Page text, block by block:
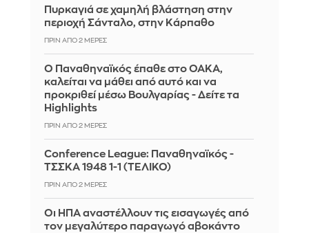
Πυρκαγιά σε χαμηλή βλάστηση στην
περιοχή Σάνταλο, στην Κάρπαθο
ΠΡΙΝ ΑΠΌ 2 ΜΈΡΕΣ
Ο Παναθηναϊκός έπαθε στο ΟΑΚΑ,
καλείται να μάθει από αυτό και να
προκριθεί μέσω Βουλγαρίας - Δείτε τα
Highlights
ΠΡΙΝ ΑΠΌ 2 ΜΈΡΕΣ
Conference League: Παναθηναϊκός -
ΤΣΣΚΑ 1948 1-1 (ΤΕΛΙΚΟ)
ΠΡΙΝ ΑΠΌ 2 ΜΈΡΕΣ
Οι ΗΠΑ αναστέλλουν τις εισαγωγές από
τον μεγαλύτερο παραγωγό αβοκάντο